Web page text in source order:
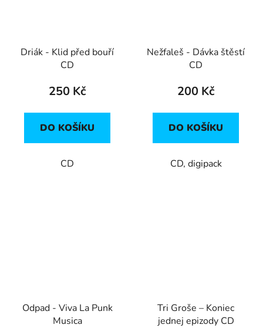
Driák - Klid před bouří
CD
250 Kč
DO KOŠÍKU
CD
Nežfaleš - Dávka štěstí
CD
200 Kč
DO KOŠÍKU
CD, digipack
Odpad - Viva La Punk
Musica
Tri Groše – Koniec
jednej epizody CD